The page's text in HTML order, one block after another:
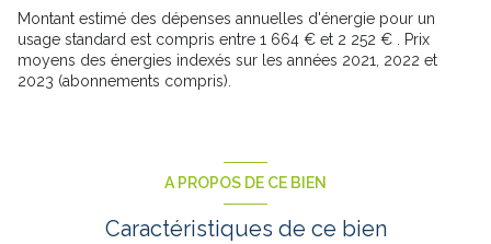
Montant estimé des dépenses annuelles d'énergie pour un
usage standard est compris entre 1 664 € et 2 252 € . Prix
moyens des énergies indexés sur les années 2021, 2022 et
2023 (abonnements compris).
A PROPOS DE CE BIEN
Caractéristiques de ce bien